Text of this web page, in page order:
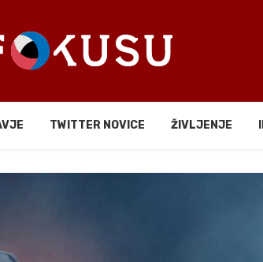
TWITTER NOVICE ŽIVLJENJE